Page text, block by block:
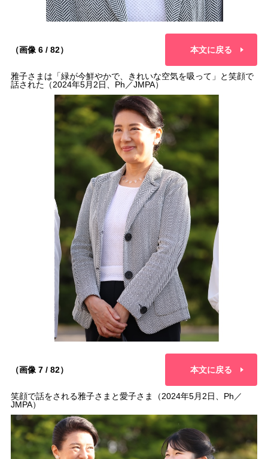
（画像 6 / 82） 本文に戻る
雅子さまは「緑が今鮮やかで、きれいな空気を吸って」と笑顔で
話された（2024年5月2日、Ph／JMPA）
（画像 7 / 82） 本文に戻る
笑顔で話をされる雅子さまと愛子さま（2024年5月2日、Ph／
JMPA）